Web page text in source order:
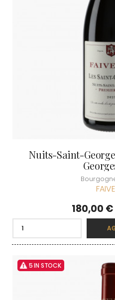
Nuits-Saint-
Prezzo
180,00 €
5 IN STOCK